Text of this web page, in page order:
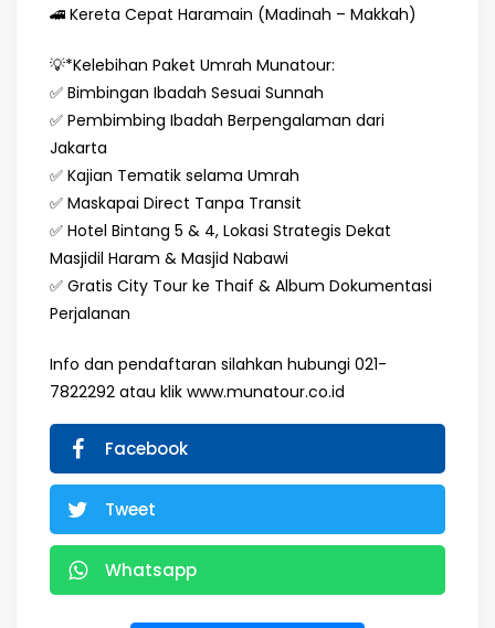
🚄 Kereta Cepat Haramain (Madinah – Makkah)
💡*Kelebihan Paket Umrah Munatour:
✅ Bimbingan Ibadah Sesuai Sunnah
✅ Pembimbing Ibadah Berpengalaman dari
Jakarta
✅ Kajian Tematik selama Umrah
✅ Maskapai Direct Tanpa Transit
✅ Hotel Bintang 5 & 4, Lokasi Strategis Dekat
Masjidil Haram & Masjid Nabawi
✅ Gratis City Tour ke Thaif & Album Dokumentasi
Perjalanan
Info dan pendaftaran silahkan hubungi 021-
7822292 atau klik www.munatour.co.id
Facebook
Tweet
Whatsapp